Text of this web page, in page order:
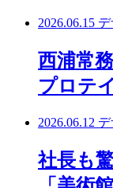
2026.06.15
西浦常
プロテ
2026.06.12
社長も